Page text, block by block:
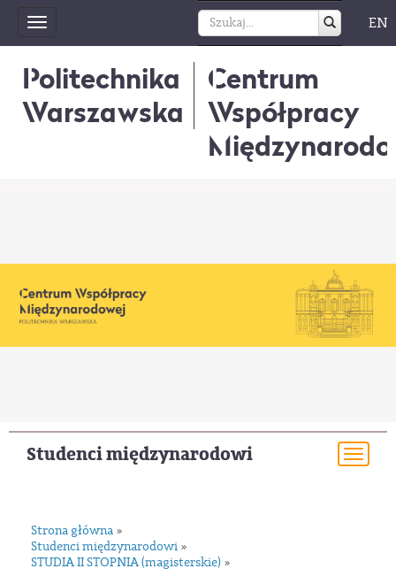
Toggle
navigation
EN
Politechnika
Warszawska
Centrum
Współpracy
Studenci międzynarodowi
Strona główna »
Studenci międzynarodowi »
STUDIA II STOPNIA (magisterskie) »